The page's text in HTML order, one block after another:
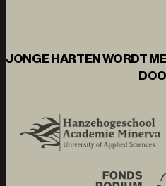
JONGE HARTEN WORDT